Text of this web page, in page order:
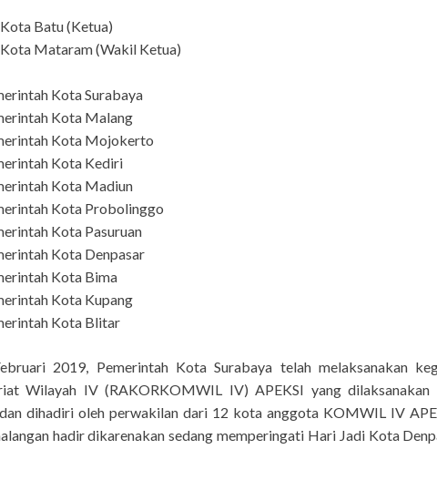
Batu (Ketua)
Mataram (Wakil Ketua)
Kota Surabaya
Kota Malang
Kota Mojokerto
Kota Kediri
Kota Madiun
Kota Probolinggo
Kota Pasuruan
Kota Denpasar
Kota Bima
Kota Kupang
Kota Blitar
2019, Pemerintah Kota Surabaya telah melaksanakan
Wilayah IV (RAKORKOMWIL IV) APEKSI yang dilaksanakan
dihadiri oleh perwakilan dari 12 kota anggota KOMWIL IV
hadir dikarenakan sedang memperingati Hari Jadi Kota